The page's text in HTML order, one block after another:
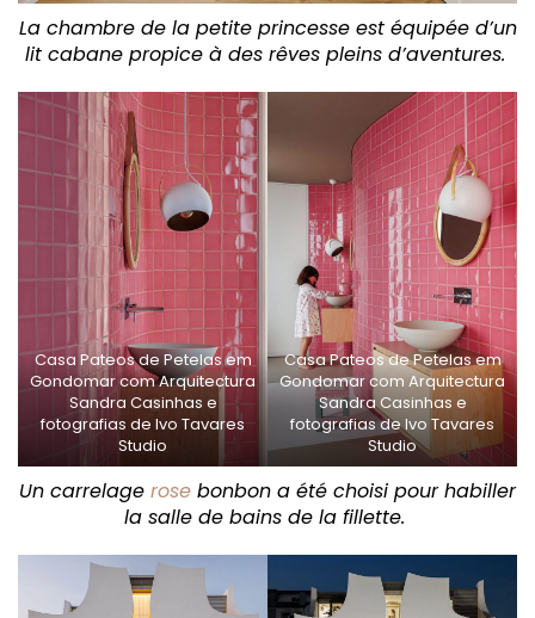
La chambre de la petite princesse est équipée d’un
lit cabane propice à des rêves pleins d’aventures.
Casa Pateos de Petelas em
Gondomar com Arquitectura
Sandra Casinhas e
fotografias de Ivo Tavares
Studio
Casa Pateos de Petelas em
Gondomar com Arquitectura
Sandra Casinhas e
fotografias de Ivo Tavares
Studio
Un carrelage rose bonbon a été choisi pour habiller
la salle de bains de la fillette.